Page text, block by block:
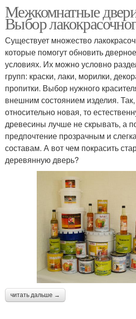
Межкомнатные
Выбор
Существует множество
которые помогут обновить
условиях. Их можно условно
групп: краски, лаки, морилки,
пропитки. Выбор нужного
внешним состоянием изделия.
относительно новая, то
древесины лучше не скрывать, а
предпочтение прозрачным и
составам. А вот чем покрасить
деревянную дверь?
читать дальше →